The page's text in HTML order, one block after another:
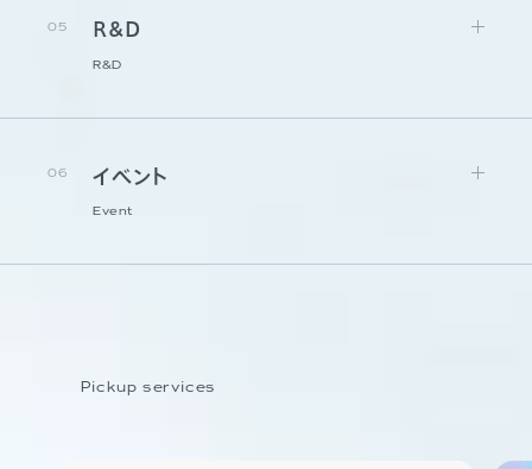
05 R&D
R&D
06 イベント
Event
Pickup services